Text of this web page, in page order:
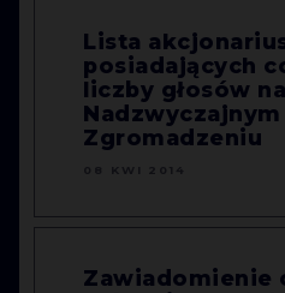
Lista
posiadających
liczby głosów na
Zgromadzeniu
Zawiadomienie